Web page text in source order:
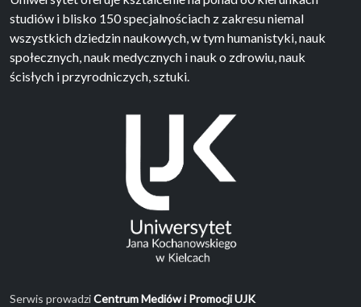
studiów i blisko 150 specjalnościach z zakresu niemal
wszystkich dziedzin naukowych, w tym humanistyki, nauk
społecznych, nauk medycznych i nauk o zdrowiu, nauk
ścisłych i przyrodniczych, sztuki.
Serwis prowadziCentrum Mediów i Promocji UJK